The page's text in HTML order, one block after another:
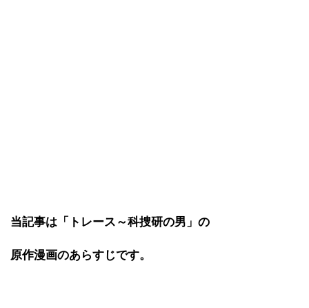
当記事は「トレース～科捜研の男」の
原作漫画のあらすじです。